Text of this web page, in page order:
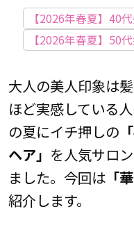
【2026年春夏】40
ログ
【2026年春夏】50
ログ
大人の美人印象は
ほど実感している
の夏にイチ押しの
ヘア」 を人気サロ
ました。今回は「
紹介します。